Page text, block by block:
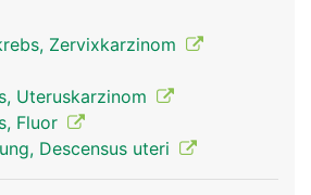
Zervixkarzinom
Uteruskarzinom
Fluor
Descensus uteri